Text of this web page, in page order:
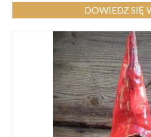
DOWIEDZ SIĘ